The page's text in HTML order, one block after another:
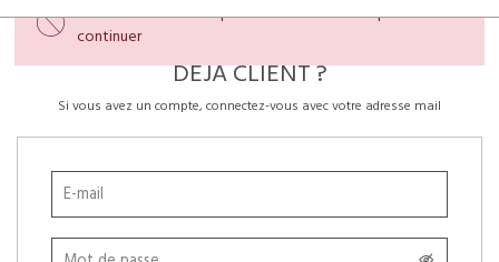
Veuillez créer un compte ou vous connecter pour
continuer
DÉJÀ CLIENT ?
Si vous avez un compte, connectez-vous avec votre adresse mail